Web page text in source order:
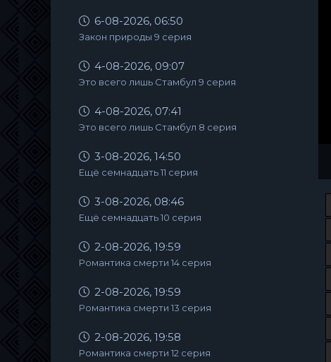
6-08-2026, 06:50
Закон природы 9 серия
4-08-2026, 09:07
Это всего лишь Стамбул 9 серия
4-08-2026, 07:41
Это всего лишь Стамбул 8 серия
3-08-2026, 14:50
Ещё семнадцать 11 серия
3-08-2026, 08:46
Ещё семнадцать 10 серия
2-08-2026, 19:59
Романтика смерти 14 серия
2-08-2026, 19:59
Романтика смерти 13 серия
2-08-2026, 19:58
Романтика смерти 12 серия